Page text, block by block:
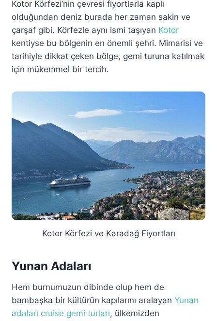
Kotor Körfezi’nin çevresi fiyortlarla kaplı
olduğundan deniz burada her zaman sakin ve
çarşaf gibi. Körfezle aynı ismi taşıyan Kotor
kentiyse bu bölgenin en önemli şehri. Mimarisi ve
tarihiyle dikkat çeken bölge, gemi turuna katılmak
için mükemmel bir tercih.
Kotor Körfezi ve Karadağ Fiyortları
Yunan Adaları
Hem burnumuzun dibinde olup hem de
bambaşka bir kültürün kapılarını aralayan Yunan
adaları cruise gemi turları, ülkemizden